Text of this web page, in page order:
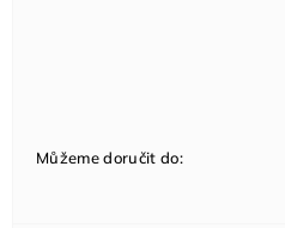
Můžeme doručit do: